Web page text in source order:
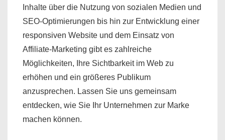
Inhalte über die Nutzung von sozialen Medien und
SEO-Optimierungen bis hin zur Entwicklung einer
responsiven Website und dem Einsatz von
Affiliate-Marketing gibt es zahlreiche
Möglichkeiten, Ihre Sichtbarkeit im Web zu
erhöhen und ein größeres Publikum
anzusprechen. Lassen Sie uns gemeinsam
entdecken, wie Sie Ihr Unternehmen zur Marke
machen können.